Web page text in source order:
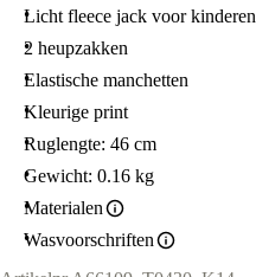
Licht fleece jack voor kinderen
2 heupzakken
Elastische manchetten
Kleurige print
Ruglengte: 46 cm
Gewicht: 0.16 kg
Materialen
Wasvoorschriften